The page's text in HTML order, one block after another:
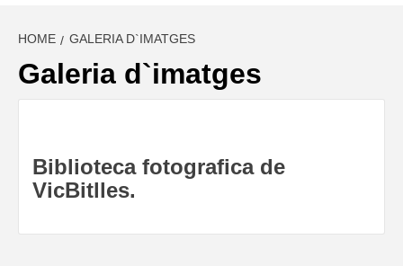
HOME GALERIA D`IMATGES
Galeria d`imatges
Biblioteca fotografica de
VicBitlles.